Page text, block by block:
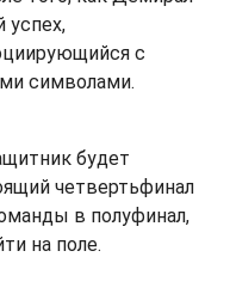
успех,
с
символами.
будет
четвертьфинал
в полуфинал,
на поле.